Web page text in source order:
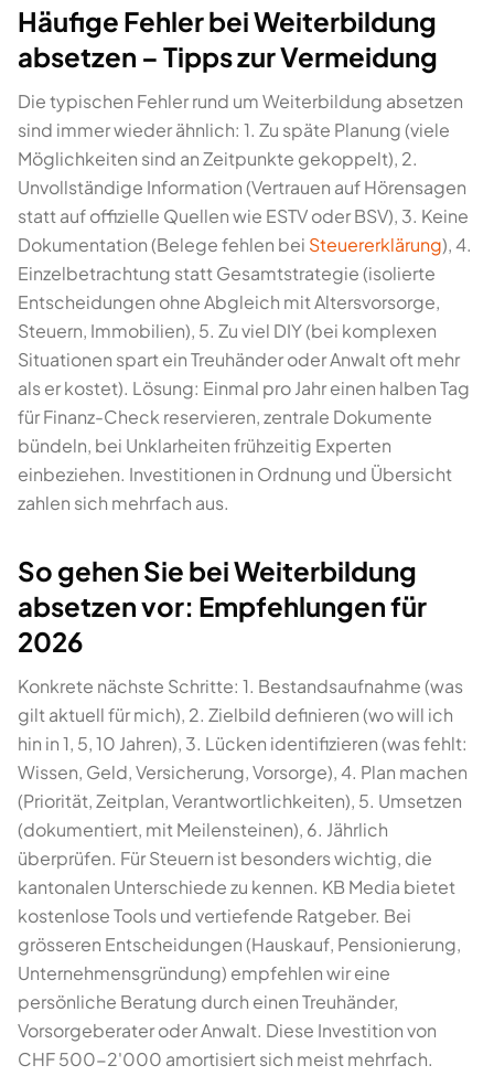
Häufige Fehler bei Weiterbildung
absetzen – Tipps zur Vermeidung
Die typischen Fehler rund um Weiterbildung absetzen
sind immer wieder ähnlich: 1. Zu späte Planung (viele
Möglichkeiten sind an Zeitpunkte gekoppelt), 2.
Unvollständige Information (Vertrauen auf Hörensagen
statt auf offizielle Quellen wie ESTV oder BSV), 3. Keine
Dokumentation (Belege fehlen bei Steuererklärung), 4.
Einzelbetrachtung statt Gesamtstrategie (isolierte
Entscheidungen ohne Abgleich mit Altersvorsorge,
Steuern, Immobilien), 5. Zu viel DIY (bei komplexen
Situationen spart ein Treuhänder oder Anwalt oft mehr
als er kostet). Lösung: Einmal pro Jahr einen halben Tag
für Finanz-Check reservieren, zentrale Dokumente
bündeln, bei Unklarheiten frühzeitig Experten
einbeziehen. Investitionen in Ordnung und Übersicht
zahlen sich mehrfach aus.
So gehen Sie bei Weiterbildung
absetzen vor: Empfehlungen für
2026
Konkrete nächste Schritte: 1. Bestandsaufnahme (was
gilt aktuell für mich), 2. Zielbild definieren (wo will ich
hin in 1, 5, 10 Jahren), 3. Lücken identifizieren (was fehlt:
Wissen, Geld, Versicherung, Vorsorge), 4. Plan machen
(Priorität, Zeitplan, Verantwortlichkeiten), 5. Umsetzen
(dokumentiert, mit Meilensteinen), 6. Jährlich
überprüfen. Für Steuern ist besonders wichtig, die
kantonalen Unterschiede zu kennen. KB Media bietet
kostenlose Tools und vertiefende Ratgeber. Bei
grösseren Entscheidungen (Hauskauf, Pensionierung,
Unternehmensgründung) empfehlen wir eine
persönliche Beratung durch einen Treuhänder,
Vorsorgeberater oder Anwalt. Diese Investition von
CHF 500-2'000 amortisiert sich meist mehrfach.